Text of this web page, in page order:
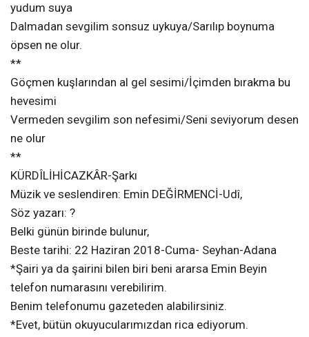
yudum suya
Dalmadan sevgilim sonsuz uykuya/Sarılıp boynuma
öpsen ne olur.
**
Göçmen kuşlarından al gel sesimi/İçimden bırakma bu
hevesimi
Vermeden sevgilim son nefesimi/Seni seviyorum desen
ne olur
**
KÜRDÎLİHİCAZKÂR-Şarkı
Müzik ve seslendiren: Emin DEĞİRMENCİ-Udî,
Söz yazarı: ?
Belki günün birinde bulunur,
Beste tarihi: 22 Haziran 2018-Cuma- Seyhan-Adana
*Şairi ya da şairini bilen biri beni ararsa Emin Beyin
telefon numarasını verebilirim.
Benim telefonumu gazeteden alabilirsiniz.
*Evet, bütün okuyucularımızdan rica ediyorum.